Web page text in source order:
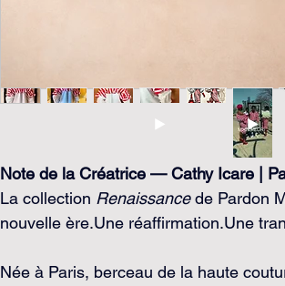
Note de la Créatrice — Cathy Icare |
La collection Renaissance de Pardon
nouvelle ère.Une réaffirmation.Une
Née à Paris, berceau de la haute